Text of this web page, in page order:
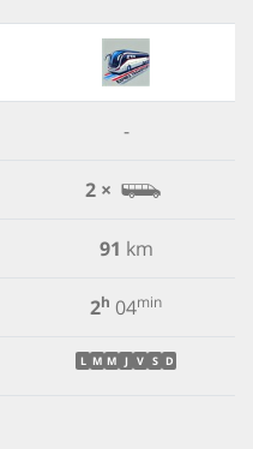
-
2 ×
91 km
2h 04min
L M M J V S D